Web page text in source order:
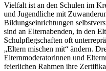
Vielfalt ist an den Schulen im
und Jugendliche mit
Bildungseinrichtungen
sind an Elternabenden, in den
Schulpflegschaften oft
„Eltern mischen mit“ ändern.
Elternmoderatorinnen und
feierlichen Rahmen ihre